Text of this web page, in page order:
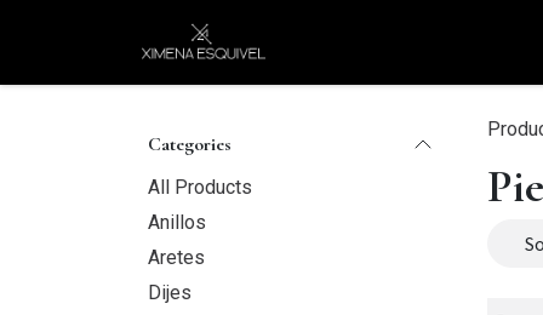
Categories
All Products
Anillos
Aretes
Dijes